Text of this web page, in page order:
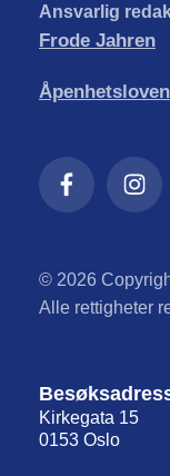
Ansvarlig
Frode Jahren
Åpenhetsloven
© 2026
Alle rettigheter
Kirkegata 15
0153 Oslo